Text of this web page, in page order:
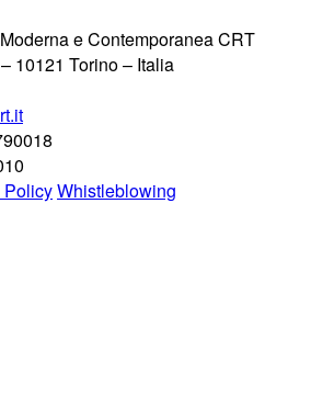
e Contemporanea CRT
10121 Torino – Italia
Whistleblowing